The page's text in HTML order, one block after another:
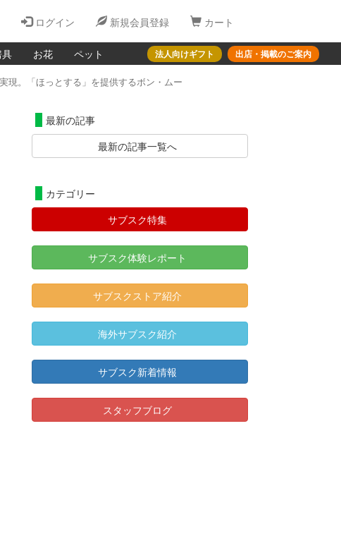
ログイン 新規会員登録 カート
お花 ペット 法人向けギフト 出店・掲載のご案内
現。「ほっとする」を提供するボン・ムー
最新の記事
最新の記事一覧へ
カテゴリー
サブスク特集
サブスク体験レポート
サブスクストア紹介
海外サブスク紹介
サブスク新着情報
スタッフブログ